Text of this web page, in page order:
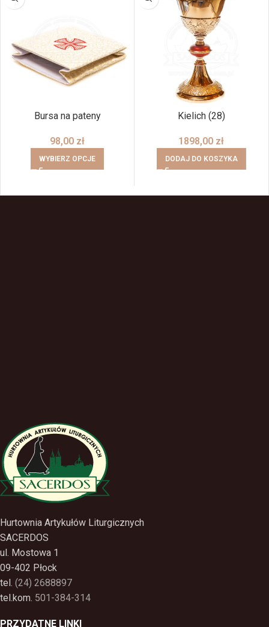
Bursa na pateny
98,00 zł
WYBIERZ OPCJE
Kielich (28)
1898,00 zł
DODAJ DO KOSZYKA
Hurtownia Artykułów Liturgicznych
SACERDOS
ul. Mostowa 1
09-402 Płock
tel. (24) 2688897
tel.kom. 501-384-314
PRZYDATNE LINKI